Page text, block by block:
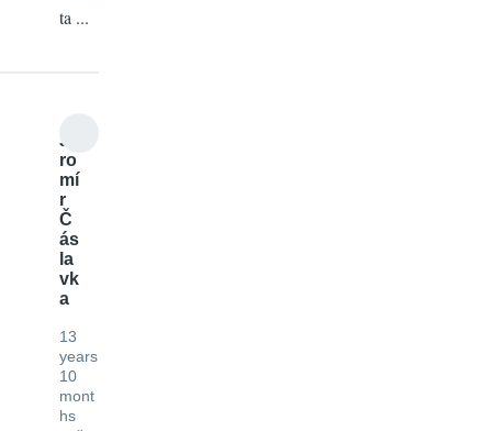
ta ...
Ja
ro
mí
r
Č
ás
la
vk
a
13
years
10
mont
hs